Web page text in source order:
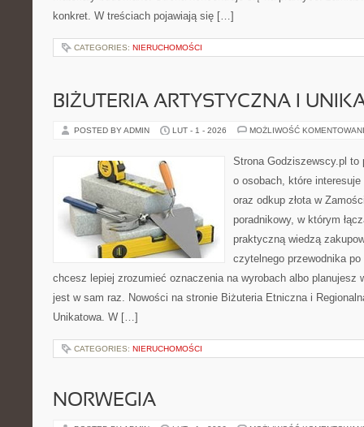
konkret. W treściach pojawiają się […]
CATEGORIES: NIERUCHOMOŚCI
BIŻUTERIA ARTYSTYCZNA I
POSTED BY ADMIN LUT - 1 - 2026 MOŻLIWOŚĆ
Strona Godziszewscy.pl
o osobach, które
oraz odkup złota w
poradnikowy, w którym
praktyczną wiedzą
czytelnego przewodnika
chcesz lepiej zrozumieć oznaczenia na wyrobach albo planujesz
jest w sam raz. Nowości na stronie Biżuteria Etniczna i
Unikatowa. W […]
CATEGORIES: NIERUCHOMOŚCI
NORWEGIA